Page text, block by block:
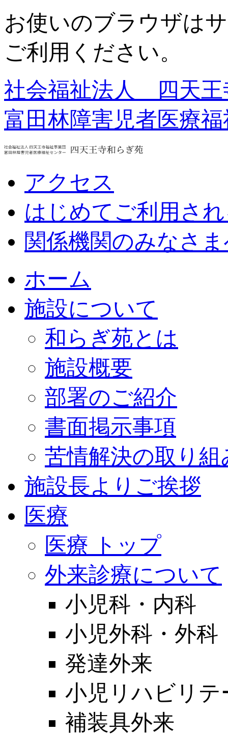
お使いのブラウザは
ご利用ください。
社会福祉法人 四天王
富田林障害児者医療
アクセス
はじめてご利用さ
関係機関のみなさ
ホーム
施設について
和らぎ苑とは
施設概要
部署のご紹介
書面掲示事項
苦情解決の取り組
施設長よりご挨拶
医療
医療 トップ
外来診療について
小児科・内科
小児外科・外科
発達外来
小児リハビリ
補装具外来